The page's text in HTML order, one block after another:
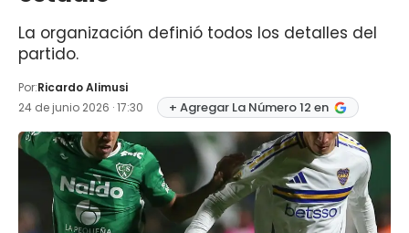
La organización definió todos los detalles del
partido.
Por:Ricardo Alimusi
24 de junio 2026 · 17:30
+ Agregar La Número 12 en